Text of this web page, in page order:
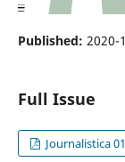
Published: 2020-
Full Issue
Journalistica